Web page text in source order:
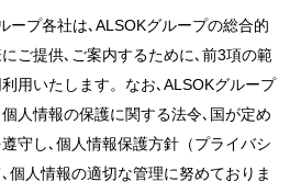
ープ各社は､ALSOKグループの総合的
ご提供､ご案内するために､前3項の範
用いたします。なお､ALSOKグループ
人情報の保護に関する法令､国が定め
守し､個人情報保護方針（プライバシ
個人情報の適切な管理に努めておりま